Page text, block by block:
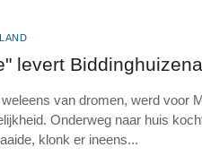
levert
van dromen, werd voor
Onderweg naar huis
klonk er ineens...